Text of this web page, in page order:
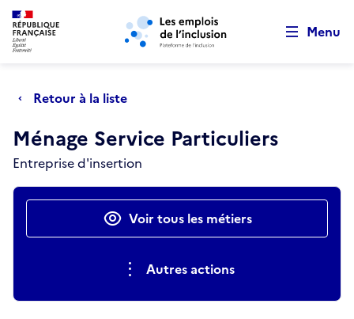
Aller au menu principal Aller au contenu principal
Menu
Retour à la liste
Ménage Service Particuliers
Entreprise d'insertion
Actions rapidesVoir tous les métiers
Autres actions
Retour au début de la page
Panneau de gestion des cookies